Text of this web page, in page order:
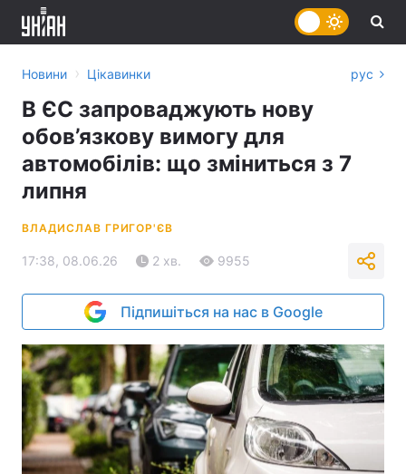
Новини › Цікавинки рус
В ЄС запроваджують нову
обов’язкову вимогу для
автомобілів: що зміниться з 7
липня
ВЛАДИСЛАВ ГРИГОР'ЄВ
17:38, 08.06.26 2 хв. 9955
Підпишіться на нас в Google